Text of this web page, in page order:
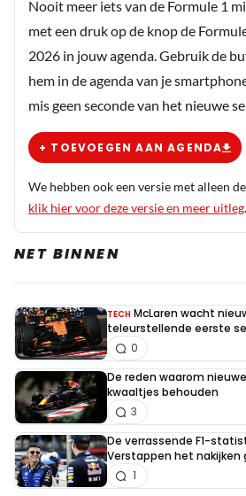
Nooit meer iets van de Formule 1
met een druk op de knop de
2026 in jouw agenda. Gebruik de
hem in de agenda van je
mis geen seconde van het nieuwe
+ TOEVOEGEN AAN AGENDA
We hebben ook een versie met alleen
klik hier voor deze versie en meer uitleg.
NET BINNEN
TECH McLaren wacht
teleurstellende eerste
0
De reden waarom
kwaaltjes behouden
3
De verrassende F1-
Verstappen het nakijken
1